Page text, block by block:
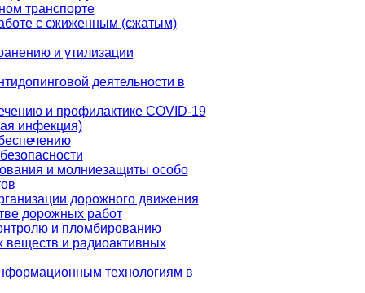
транспорте
с сжиженным (сжатым)
и утилизации
деятельности в
и профилактике COVID-19
инфекция)
и молниезащиты особо
дорожного движения
дорожных работ
и пломбированию
веществ и радиоактивных
технологиям в